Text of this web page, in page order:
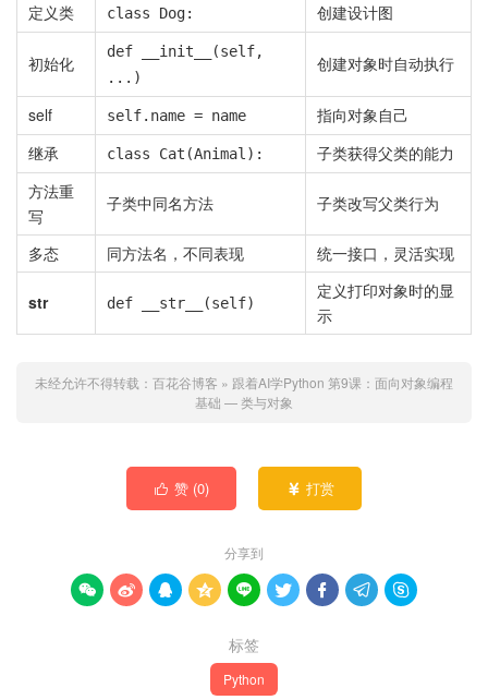
定义类
class Dog: 创建设计图
初始化
def __init__(self,
...)
创建对象时自动执行
self self.name = name
指向对象自己
继承
class Cat(Animal):
子类获得父类的能力
方法重
写
子类中同名方法 子类改写父类行为
多态 同方法名，不同表现 统一接口，灵活实现
str def __str__(self)
定义打印对象时的显
示
未经允许不得转载： 百花谷博客 » 跟着AI学Python 第9课：面向对象编程
基础 — 类与对象
 赞 (0)  打赏
分享到
        
标签
Python